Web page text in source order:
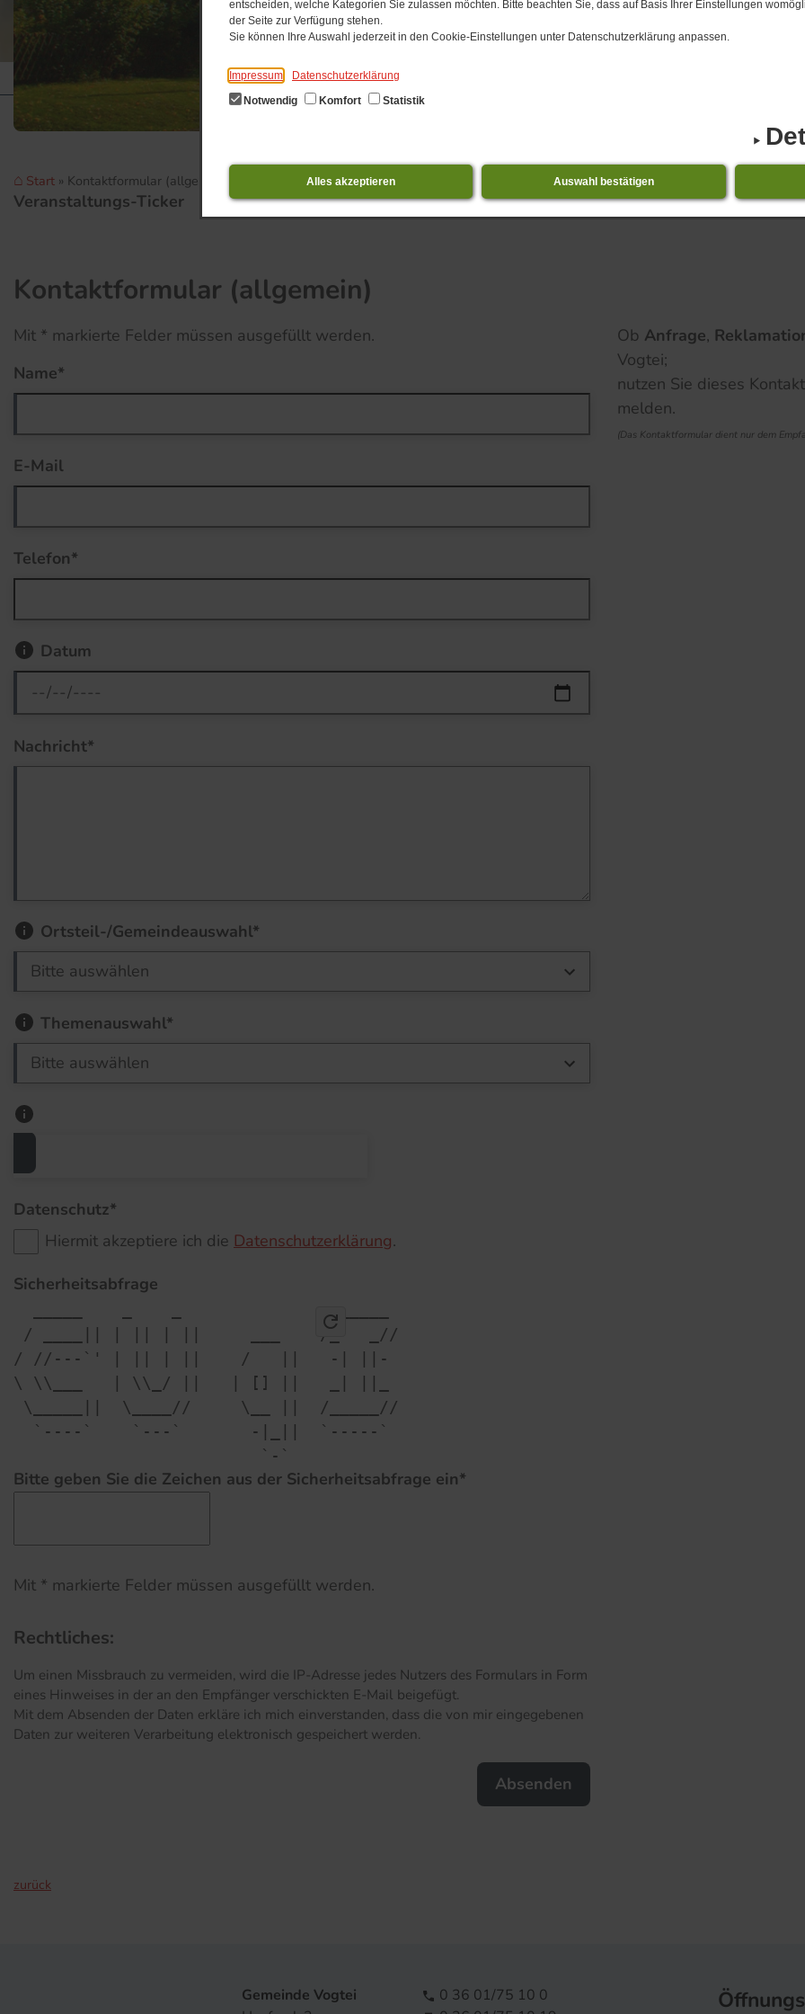
entscheiden, welche Kategorien Sie zulassen möchten. Bitte beachten Sie, dass auf Basis Ihrer Einstellungen
der Seite zur Verfügung stehen.
Sie können Ihre Auswahl jederzeit in den Cookie-Einstellungen unter Datenschutzerklärung anpassen.
Impressum
Datenschutzerklärung
Notwendig
Komfort Statistik
Alles akzeptieren Auswahl bestätigen
Start Kontaktformular (allgemein)
Veranstaltungs-Ticker 07.​08.​2026 Digitaler Engel in
Kontaktformular (allgemein)
Ob Anfrage,
Vogtei;
nutzen Sie dieses
melden.
(Das Kontaktformular dient nur dem
Mit * markierte Felder müssen ausgefüllt werden.
Name*
E-Mail
Telefon*
Datum
Nachricht*
Ortsteil-/Gemeindeauswahl*
Themenauswahl*
Datenschutz*
Hiermit akzeptiere ich die Datenschutzerklärung.
Sicherheitsabfrage
  _____    _    _               ______
/ ____|| | || | ||     ___    /_   _//
/ //---`' | || | ||    /   ||   -| ||-
\ \\___   | \\_/ ||   | [] ||   _| ||_
\_____||  \____//     \__ ||  /_____//
  `----`    `---`       -|_||  `-----`
refresh
Bitte geben Sie die Zeichen aus der Sicherheitsabfrage ein*
Mit * markierte Felder müssen ausgefüllt werden.
Rechtliches:
Um einen Missbrauch zu vermeiden, wird die IP-Adresse jedes Nutzers des Formulars in Form
eines Hinweises in der an den Empfänger verschickten E-Mail beigefügt.
Mit dem Absenden der Daten erkläre ich mich einverstanden, dass die von mir eingegebenen
Daten zur weiteren Verarbeitung elektronisch gespeichert werden.
zurück
Gemeinde Vogtei
 0 36 01/75 10 0